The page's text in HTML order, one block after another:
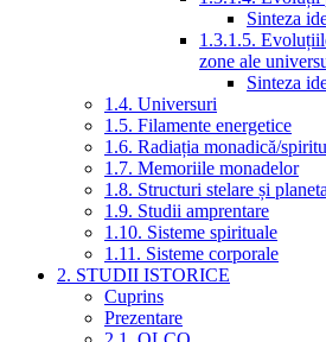
Sinteza
1.3.1.5.
zone ale
Sinteza
1.4. Universuri
1.5. Filamente energetice
1.6. Radiația monadică/
1.7. Memoriile monadelor
1.8. Structuri stelare și
1.9. Studii amprentare
1.10. Sisteme spirituale
1.11. Sisteme corporale
2. STUDII ISTORICE
Cuprins
Prezentare